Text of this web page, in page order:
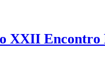
XXII